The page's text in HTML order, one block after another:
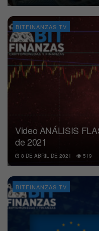
BITFINANZAS TV
Video ANÁLISIS
de 2021
8 DE ABRIL DE 2021 519
BITFINANZAS TV